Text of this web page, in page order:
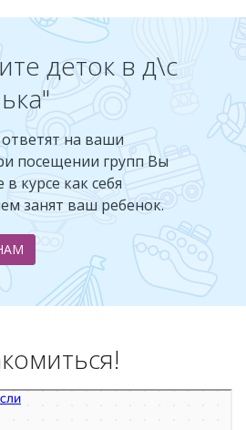
деток в д\с
на ваши
посещении групп Вы
в курсе как себя
занят ваш ребенок.